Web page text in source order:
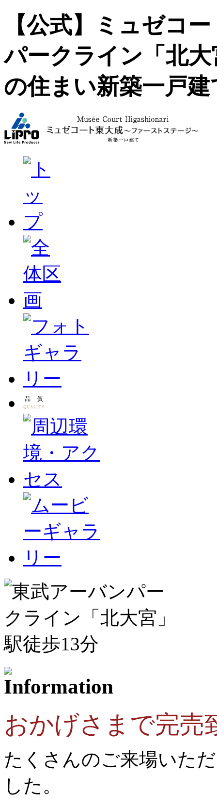
【公式】ミュゼコ
パークライン「北
の住まい新築一戸建
おかげさまで完売
たくさんのご来場いた
した。